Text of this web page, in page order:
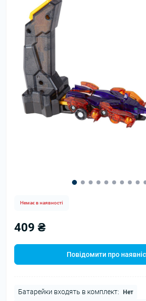
Немає в наявності
409 ₴
Повідомити про
Батарейки входять в комплект: Нет